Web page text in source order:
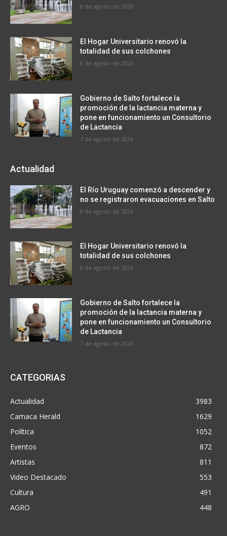
8 de agosto de 2026
El Hogar Universitario renovó la
totalidad de sus colchones
8 de agosto de 2026
Gobierno de Salto fortalece la
promoción de la lactancia materna y
pone en funcionamiento un Consultorio
de Lactancia
7 de agosto de 2026
Actualidad
El Río Uruguay comenzó a descender y
no se registraron evacuaciones en Salto
8 de agosto de 2026
El Hogar Universitario renovó la
totalidad de sus colchones
8 de agosto de 2026
Gobierno de Salto fortalece la
promoción de la lactancia materna y
pone en funcionamiento un Consultorio
de Lactancia
7 de agosto de 2026
CATEGORIAS
Actualidad
3983
Camaca Herald
1629
Política
1052
Eventos
872
Artistas
811
Video Destacado
553
Cultura
491
AGRO
448